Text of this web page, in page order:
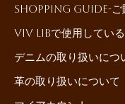
Shopping Guide-ご
ViV LiBで使用してい
デニムの取り扱いにつ
革の取り扱いについて